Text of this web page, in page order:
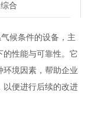
合
候条件的设备，主
的性能与可靠性‌。它
环境因素，帮助企业
以便进行后续的改进